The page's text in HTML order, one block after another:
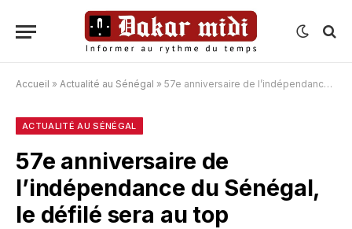
Accueil » Actualité au Sénégal » 57e anniversaire de l’indépendance du Sénégal, le défilé sera au top
ACTUALITÉ AU SÉNÉGAL
57e anniversaire de
l’indépendance du Sénégal,
le défilé sera au top